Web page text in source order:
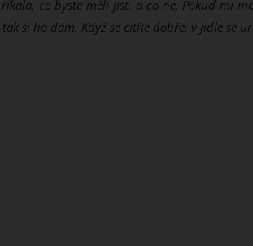
co byste měli jíst, a co ne. Pokud mi
si ho dám. Když se cítíte dobře, v jídle se